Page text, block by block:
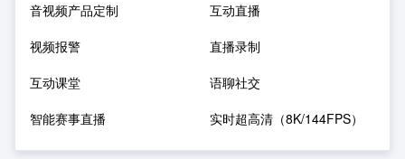
音视频产品定制
互动直播
视频报警
直播录制
互动课堂
语聊社交
智能赛事直播
实时超高清（8K/144FPS）